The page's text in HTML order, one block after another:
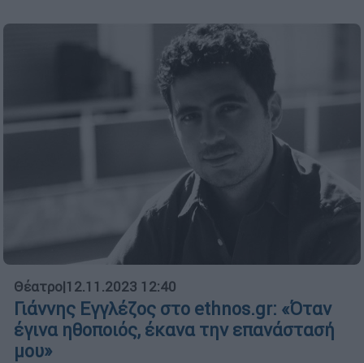
Θέατρο|12.11.2023 12:40
Γιάννης Εγγλέζος στο ethnos.gr: «Όταν
έγινα ηθοποιός, έκανα την επανάστασή
μου»